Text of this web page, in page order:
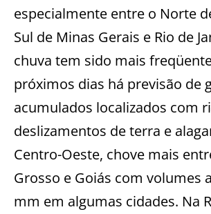
especialmente entre o Norte
Sul de Minas Gerais e Rio de
chuva tem sido mais
próximos dias há previsão de
acumulados localizados com
deslizamentos de terra e
Centro-Oeste, chove mais
Grosso e Goiás com volumes
mm em algumas cidades. Na